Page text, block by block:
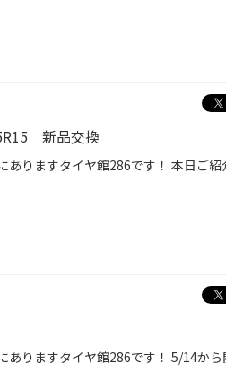
新品交換